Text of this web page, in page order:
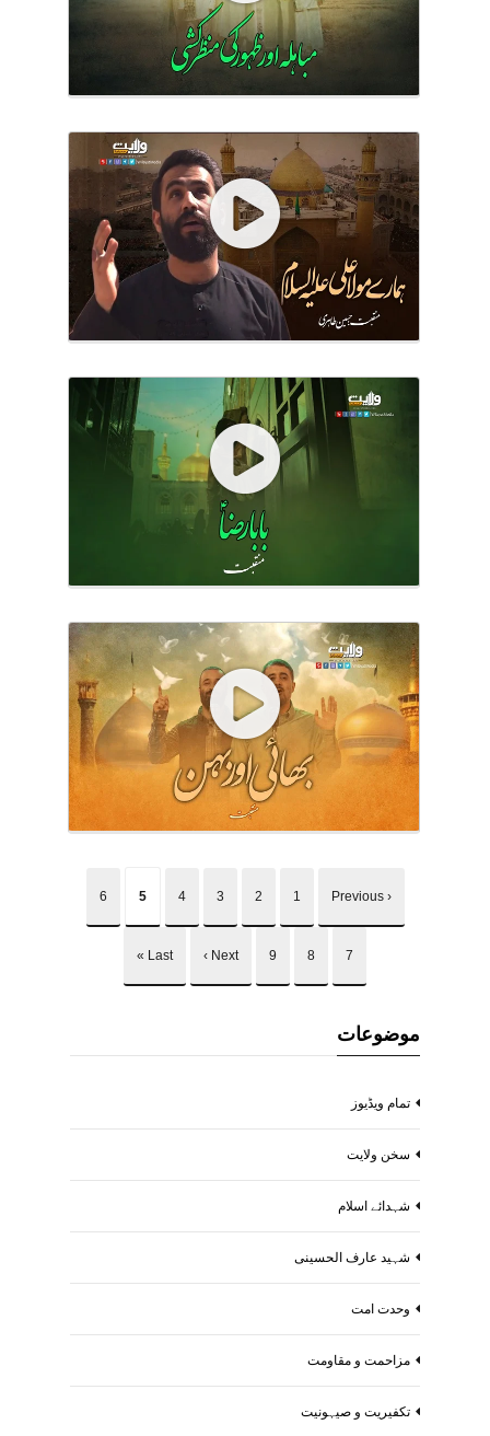
‹ Previous
1
2
3
4
5
6
7
8
9
Next ›
Last »
موضوعات
تمام ویڈیوز
سخن ولایت
شہدائے اسلام
شہید عارف الحسینی
وحدت امت
مزاحمت و مقاومت
تکفیریت و صیہونیت